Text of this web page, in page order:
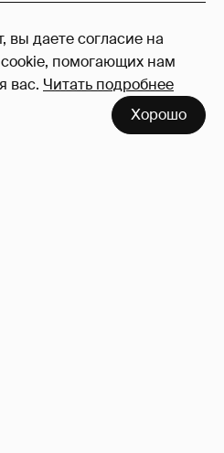
вы даете согласие на
помогающих нам
вас. Читать подробнее
Хорошо
чтобы читать и